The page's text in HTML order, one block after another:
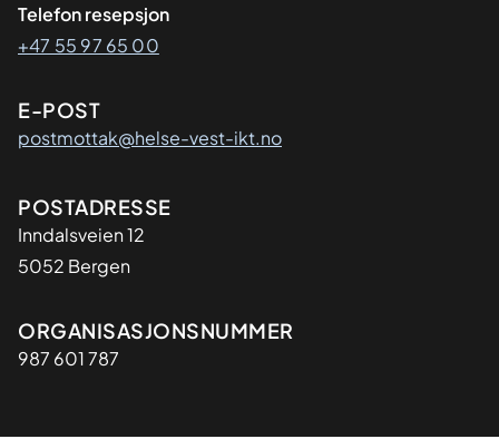
Telefon resepsjon
+47 55 97 65 00
E-POST
postmottak@helse-vest-ikt.no
Adresse
POSTADRESSE
Inndalsveien 12
5052 Bergen
Organisasjon
ORGANISASJONSNUMMER
987 601 787